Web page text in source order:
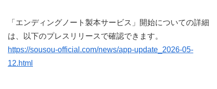
「エンディングノート製本サービス」開始についての詳細
は、以下のプレスリリースで確認できます。
https://sousou-official.com/news/app-update_2026-05-
12.html